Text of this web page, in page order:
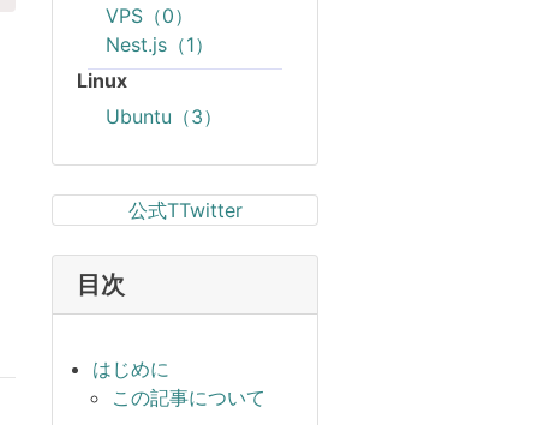
VPS（0）
Nest.js（1）
Linux
Ubuntu（3）
公式TTwitter
目次
はじめに
この記事について